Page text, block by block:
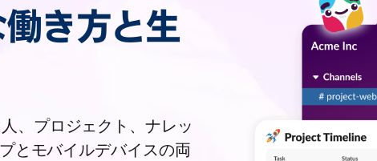
き方と生
、プロジェクト、ナレッ
とモバイルデバイスの両